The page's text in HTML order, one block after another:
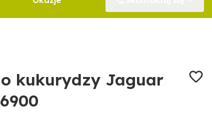
kukurydzy Jaguar